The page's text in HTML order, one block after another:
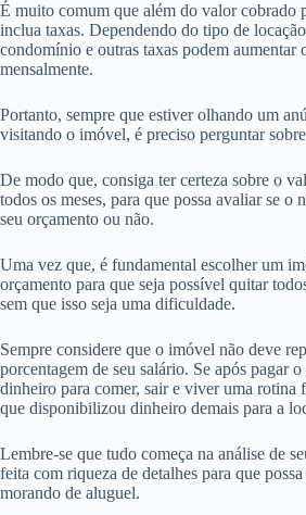
É muito comum que além do valor cobrado
inclua taxas. Dependendo do tipo de
condomínio e outras taxas podem aumentar
mensalmente.
Portanto, sempre que estiver olhando um
visitando o imóvel, é preciso perguntar
De modo que, consiga ter certeza sobre o
todos os meses, para que possa avaliar se o
seu orçamento ou não.
Uma vez que, é fundamental escolher um
orçamento para que seja possível quitar
sem que isso seja uma dificuldade.
Sempre considere que o imóvel não deve
porcentagem de seu salário. Se após pagar
dinheiro para comer, sair e viver uma rotina
que disponibilizou dinheiro demais para a
Lembre-se que tudo começa na análise de
feita com riqueza de detalhes para que
morando de aluguel.